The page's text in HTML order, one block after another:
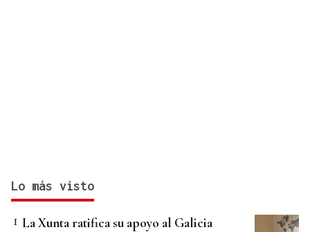
Lo más visto
La Xunta ratifica su apoyo al Galicia